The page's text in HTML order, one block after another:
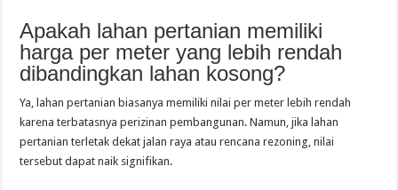
Apakah lahan pertanian memiliki
harga per meter yang lebih rendah
dibandingkan lahan kosong?
Ya, lahan pertanian biasanya memiliki nilai per meter lebih rendah
karena terbatasnya perizinan pembangunan. Namun, jika lahan
pertanian terletak dekat jalan raya atau rencana rezoning, nilai
tersebut dapat naik signifikan.